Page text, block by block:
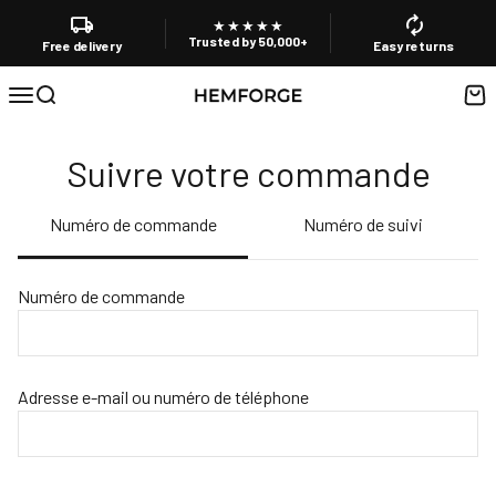
Passer au contenu
local_shipping
Free delivery
★★★★★
Trusted by 50,000+
autorenew
Easy returns
MenuRecherche HEMFORGE
Suivre votre commande
Numéro de commande Numéro de suivi
Numéro de commande
Adresse e-mail ou numéro de téléphone